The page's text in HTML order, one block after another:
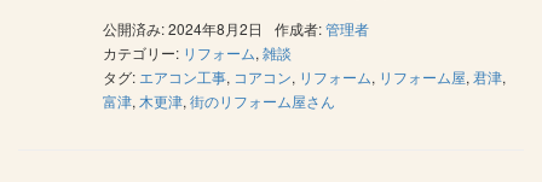
公開済み: 2024年8月2日 作成者:管理者
カテゴリー: リフォーム, 雑談
タグ: エアコン工事, コアコン, リフォーム, リフォーム屋, 君津,
富津, 木更津, 街のリフォーム屋さん